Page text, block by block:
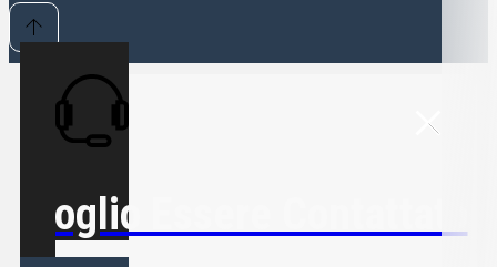
Voglio Essere Contattato